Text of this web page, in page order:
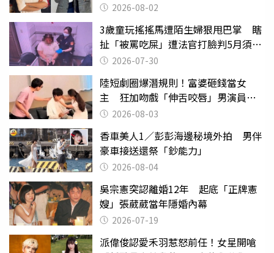
2026-08-02
3歲童玩搖搖馬遭陌生婦狠甩巴掌 瞎
扯「被罵吃屎」遭法官打臉判5月須入
監 2026-07-30
陸短劇圈爆潛規則！富婆砸錢當女
主 狂加吻戲「伸舌咬唇」男演員崩
潰 2026-08-03
香車美人1／彭彭海邊秘境外拍 男伴
豪車接送還祭「鈔能力」
2026-08-04
吳宗憲突認離婚12年 起底「正牌憲
嫂」張葳葳當年隱婚內幕
2026-07-19
派偉俊認愛禾羽惹怒前任！女星開嗆